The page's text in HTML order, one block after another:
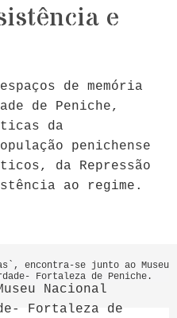
e
de memória
de Peniche,
da
penichense
da Repressão
ao regime.